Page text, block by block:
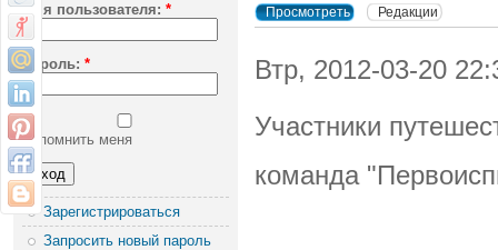
Имя пользователя: *
Пароль: *
Запомнить меня
Зарегистрироваться
Запросить новый пароль
Просмотреть Редакции
Втр, 2012-03-20
Участники
команда